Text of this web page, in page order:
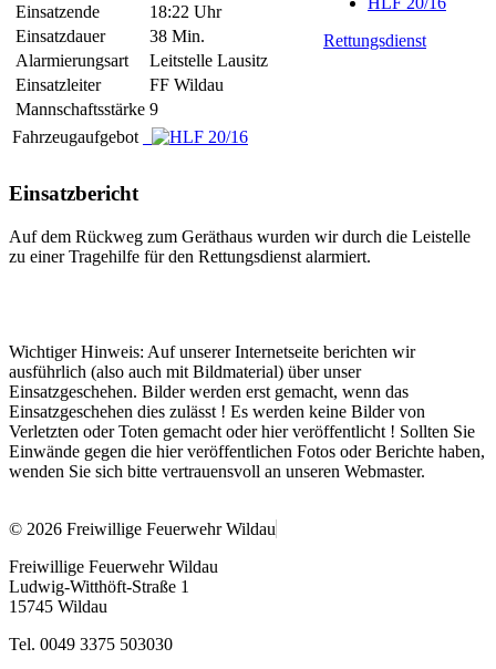
Einsatzende
18:22 Uhr
Einsatzdauer
38 Min.
Alarmierungsart
Leitstelle Lausitz
Einsatzleiter
FF Wildau
Mannschaftsstärke 9
Rettungsdienst
Fahrzeugaufgebot
Einsatzbericht
Auf dem Rückweg zum Geräthaus wurden wir durch die Leistelle
zu einer Tragehilfe für den Rettungsdienst alarmiert.
Wichtiger Hinweis: Auf unserer Internetseite berichten wir
ausführlich (also auch mit Bildmaterial) über unser
Einsatzgeschehen. Bilder werden erst gemacht, wenn das
Einsatzgeschehen dies zulässt ! Es werden keine Bilder von
Verletzten oder Toten gemacht oder hier veröffentlicht ! Sollten Sie
Einwände gegen die hier veröffentlichen Fotos oder Berichte haben,
wenden Sie sich bitte vertrauensvoll an unseren Webmaster.
© 2026 Freiwillige Feuerwehr Wildau
Freiwillige Feuerwehr Wildau
Ludwig-Witthöft-Straße 1
15745 Wildau
Tel. 0049 3375 503030